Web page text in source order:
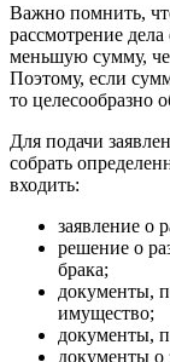
Важно помнить,
рассмотрение дела
меньшую сумму,
Поэтому, если
то целесообразно
Для подачи
собрать
входить:
заявление о
решение о
брака;
документы,
имущество;
документы,
документы о